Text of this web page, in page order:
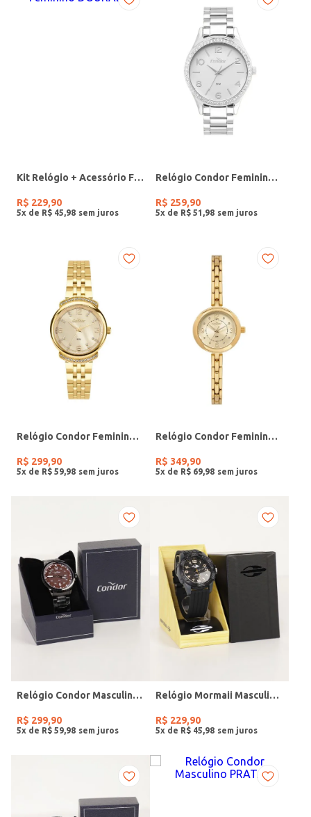
Kit Relógio + Acessório Feminino DOURADO
R$ 229,90
5x de R$ 45 98
Relógio Condor Feminino PRATA
R$ 259,90
5x de R$ 51 98
Relógio Condor Feminino DOURADO
R$ 299,90
5x de R$ 59 98
Relógio Condor Feminino DOURADO
R$ 349,90
5x de R$ 69 98
Relógio Condor Masculino PRETO
R$ 299,90
5x de R$ 59 98
Relógio Mormaii Masculino PRETO
R$ 229,90
5x de R$ 45 98